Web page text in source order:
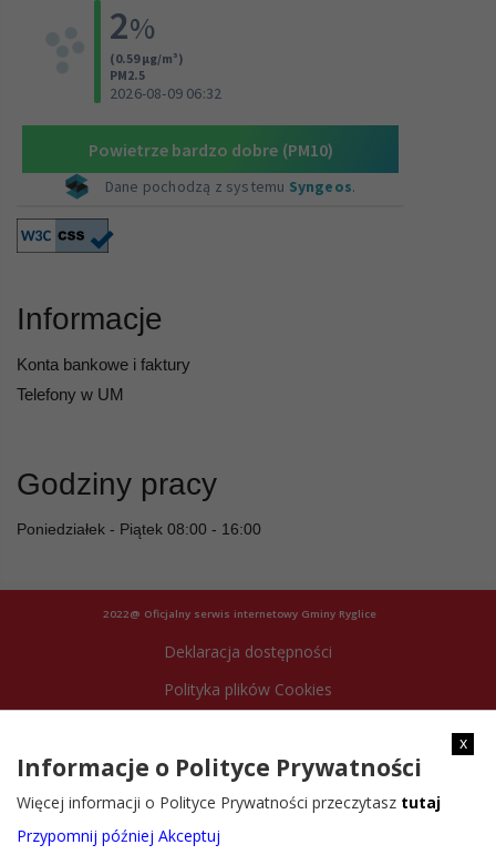
Informacje
Konta bankowe i faktury
Telefony w UM
Godziny pracy
Poniedziałek - Piątek 08:00 - 16:00
2022@ Oficjalny serwis internetowy Gminy Ryglice
Deklaracja dostępności
Polityka plików Cookies
x
Informacje o Polityce Prywatności
Więcej informacji o Polityce Prywatności przeczytasz tutaj
Przypomnij później Akceptuj